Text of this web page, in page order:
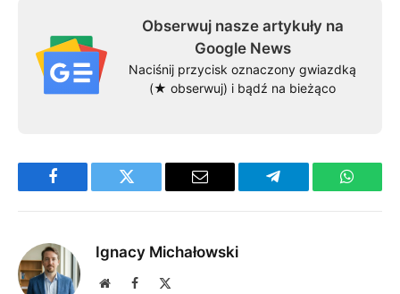
Obserwuj nasze artykuły na
Google News
Naciśnij przycisk oznaczony gwiazdką
(★ obserwuj) i bądź na bieżąco
Facebook Twitter Email Telegram
Ignacy Michałowski
WebsiteFacebook